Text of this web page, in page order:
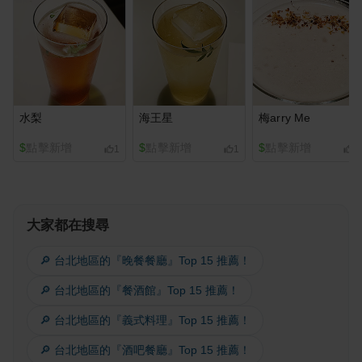
水梨
$ 1
海王星
$ 1
梅arry Me
$
大家都在搜尋
🔎 台北地區的『晚餐餐廳』Top 15 推薦！
🔎 台北地區的『餐酒館』Top 15 推薦！
🔎 台北地區的『義式料理』Top 15 推薦！
🔎 台北地區的『酒吧餐廳』Top 15 推薦！